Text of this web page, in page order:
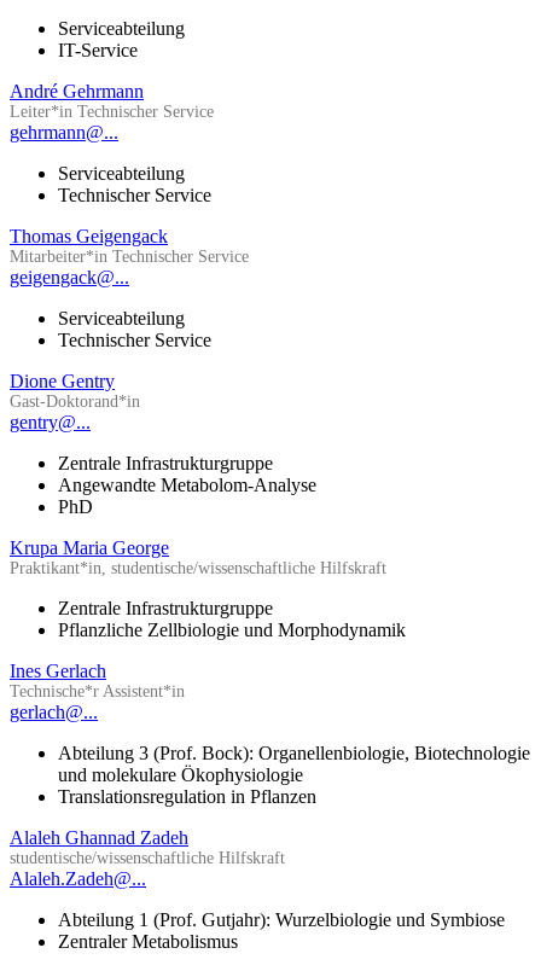
Serviceabteilung
IT-Service
André Gehrmann
Leiter*in Technischer Service
gehrmann@...
Serviceabteilung
Technischer Service
Thomas Geigengack
Mitarbeiter*in Technischer Service
geigengack@...
Serviceabteilung
Technischer Service
Dione Gentry
Gast-Doktorand*in
gentry@...
Zentrale Infrastrukturgruppe
Angewandte Metabolom-Analyse
PhD
Krupa Maria George
Praktikant*in, studentische/wissenschaftliche Hilfskraft
Zentrale Infrastrukturgruppe
Pflanzliche Zellbiologie und Morphodynamik
Ines Gerlach
Technische*r Assistent*in
gerlach@...
Abteilung 3 (Prof. Bock): Organellenbiologie, Biotechnologie
und molekulare Ökophysiologie
Translationsregulation in Pflanzen
Alaleh Ghannad Zadeh
studentische/wissenschaftliche Hilfskraft
Alaleh.Zadeh@...
Abteilung 1 (Prof. Gutjahr): Wurzelbiologie und Symbiose
Zentraler Metabolismus